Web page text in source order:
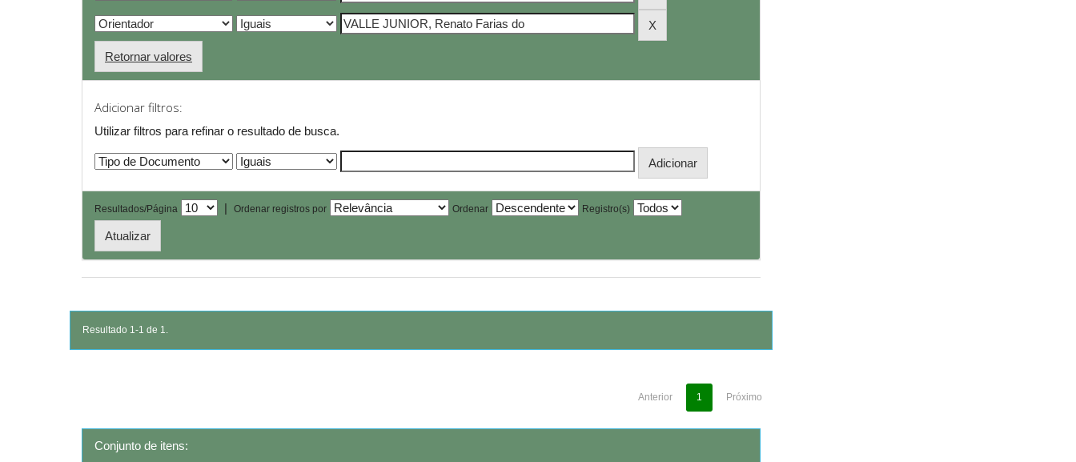
Retornar valores
Adicionar filtros:
Utilizar filtros para refinar o resultado de busca.
Resultados/Página | Ordenar registros por Ordenar Registro(s)
Resultado 1-1 de 1.
Anterior 1 Próximo
Conjunto de itens: